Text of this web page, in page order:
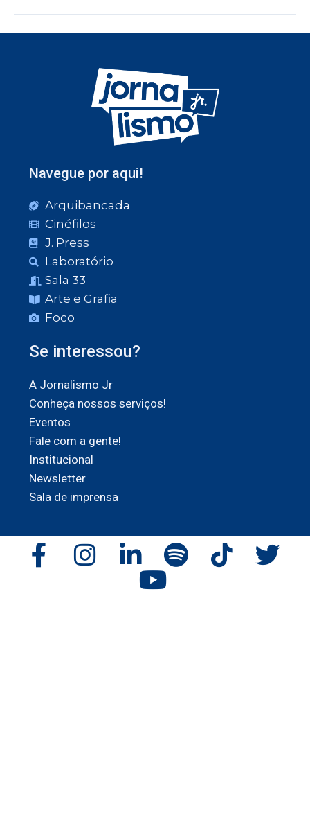
Navegue por aqui!
Arquibancada
Cinéfilos
J. Press
Laboratório
Sala 33
Arte e Grafia
Foco
Se interessou?
A Jornalismo Jr
Conheça nossos serviços!
Eventos
Fale com a gente!
Institucional
Newsletter
Sala de imprensa